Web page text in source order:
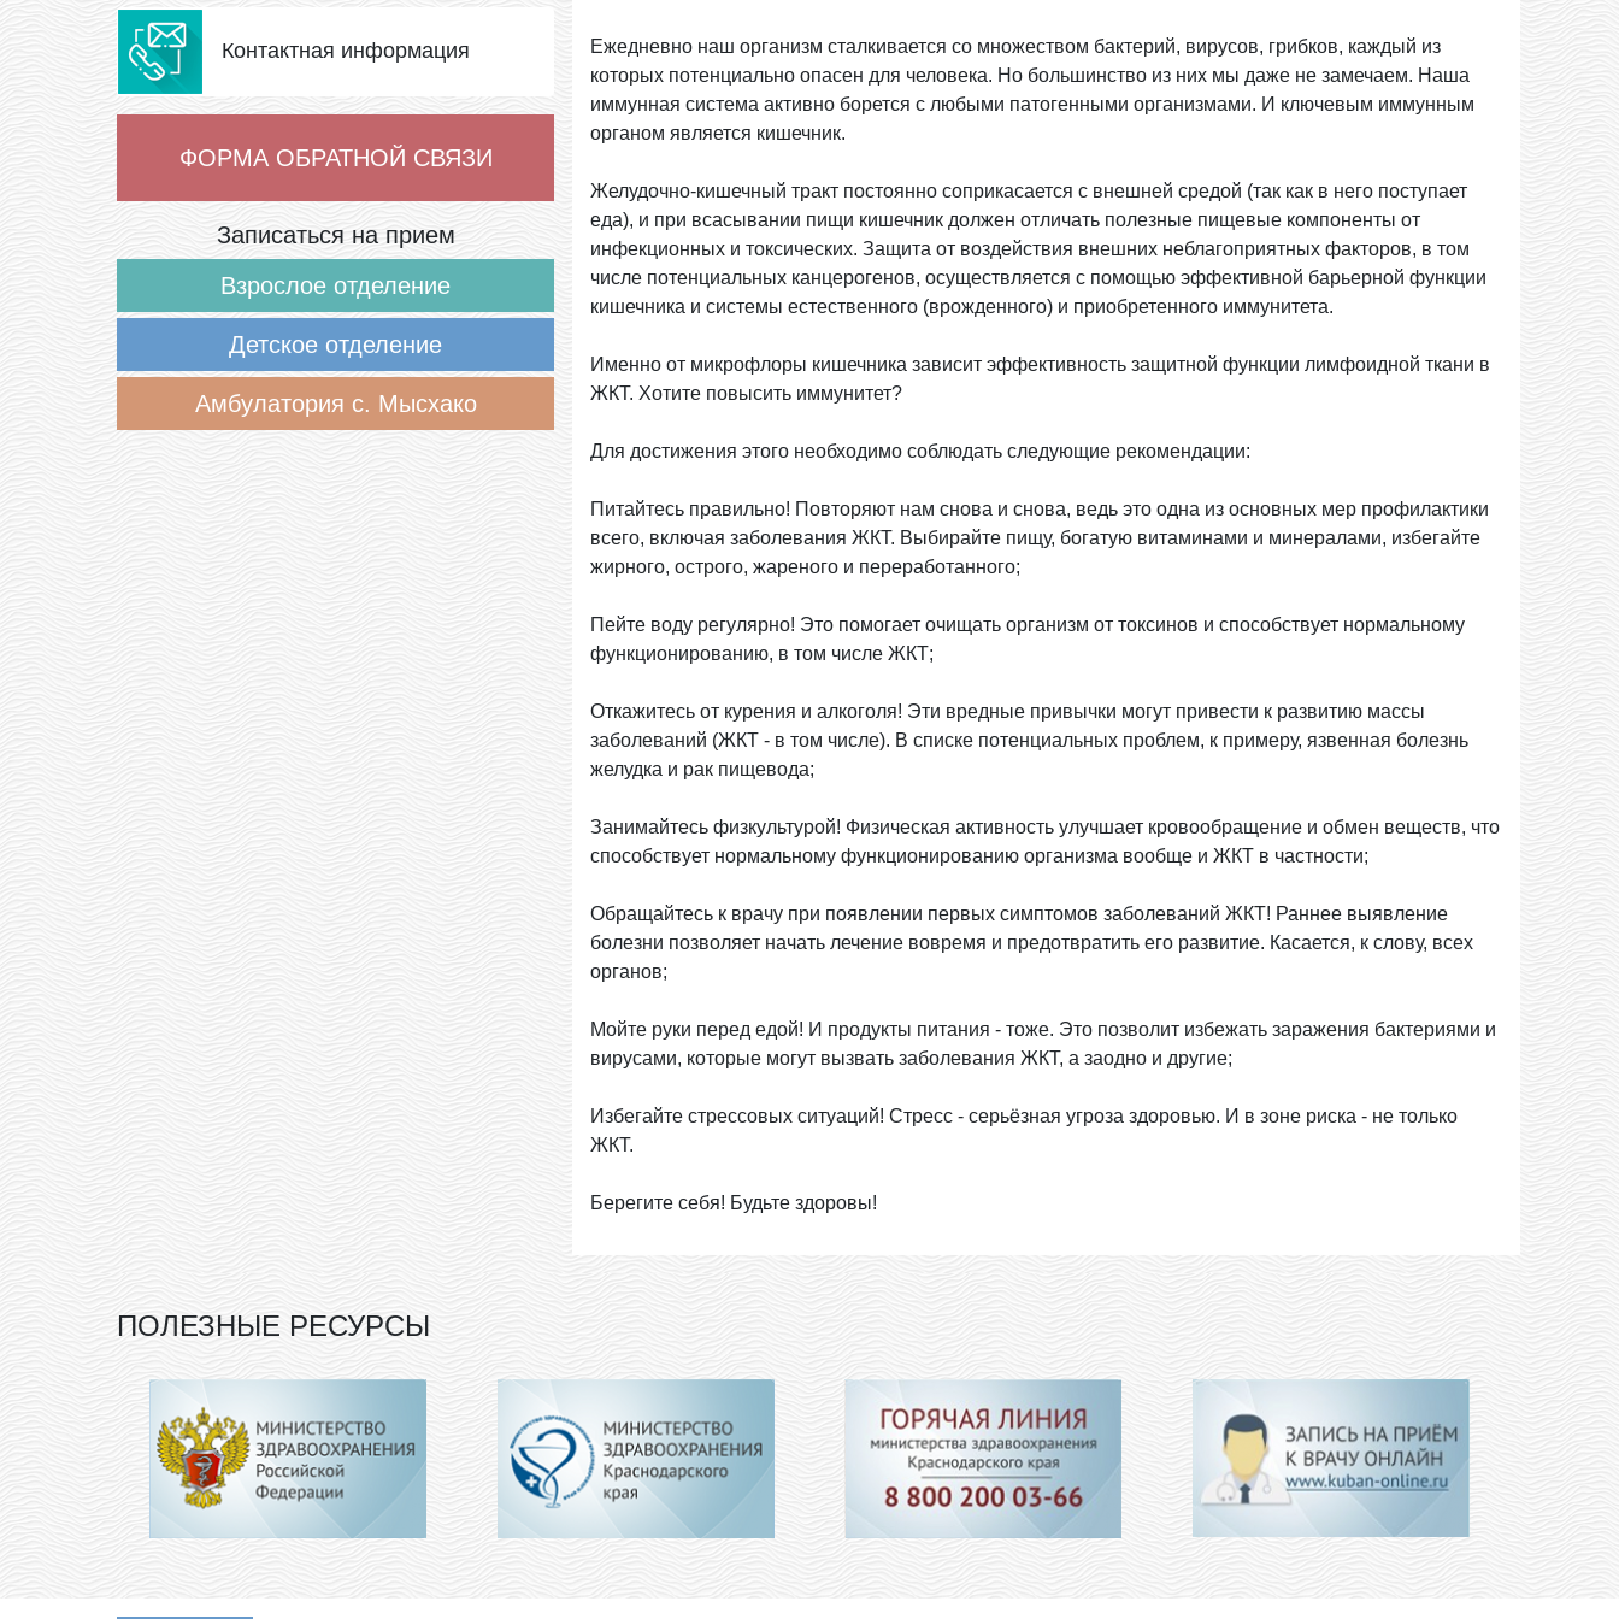
Контактная информация
ФОРМА ОБРАТНОЙ СВЯЗИ
Записаться на прием
Взрослое отделение
Детское отделение
Амбулатория с. Мысхако
Ежедневно наш организм сталкивается со множеством бактерий, вирусов, грибков, каждый из
которых потенциально опасен для человека. Но большинство из них мы даже не замечаем. Наша
иммунная система активно борется с любыми патогенными организмами. И ключевым иммунным
органом является кишечник.
Желудочно-кишечный тракт постоянно соприкасается с внешней средой (так как в него поступает
еда), и при всасывании пищи кишечник должен отличать полезные пищевые компоненты от
инфекционных и токсических. Защита от воздействия внешних неблагоприятных факторов, в том
числе потенциальных канцерогенов, осуществляется с помощью эффективной барьерной функции
кишечника и системы естественного (врожденного) и приобретенного иммунитета.
Именно от микрофлоры кишечника зависит эффективность защитной функции лимфоидной ткани в
ЖКТ. Хотите повысить иммунитет?
Для достижения этого необходимо соблюдать следующие рекомендации:
Питайтесь правильно! Повторяют нам снова и снова, ведь это одна из основных мер профилактики
всего, включая заболевания ЖКТ. Выбирайте пищу, богатую витаминами и минералами, избегайте
жирного, острого, жареного и переработанного;
Пейте воду регулярно! Это помогает очищать организм от токсинов и способствует нормальному
функционированию, в том числе ЖКТ;
Откажитесь от курения и алкоголя! Эти вредные привычки могут привести к развитию массы
заболеваний (ЖКТ - в том числе). В списке потенциальных проблем, к примеру, язвенная болезнь
желудка и рак пищевода;
Занимайтесь физкультурой! Физическая активность улучшает кровообращение и обмен веществ, что
способствует нормальному функционированию организма вообще и ЖКТ в частности;
Обращайтесь к врачу при появлении первых симптомов заболеваний ЖКТ! Раннее выявление
болезни позволяет начать лечение вовремя и предотвратить его развитие. Касается, к слову, всех
органов;
Мойте руки перед едой! И продукты питания - тоже. Это позволит избежать заражения бактериями и
вирусами, которые могут вызвать заболевания ЖКТ, а заодно и другие;
Избегайте стрессовых ситуаций! Стресс - серьёзная угроза здоровью. И в зоне риска - не только
ЖКТ.
Берегите себя! Будьте здоровы!
ПОЛЕЗНЫЕ РЕСУРСЫ